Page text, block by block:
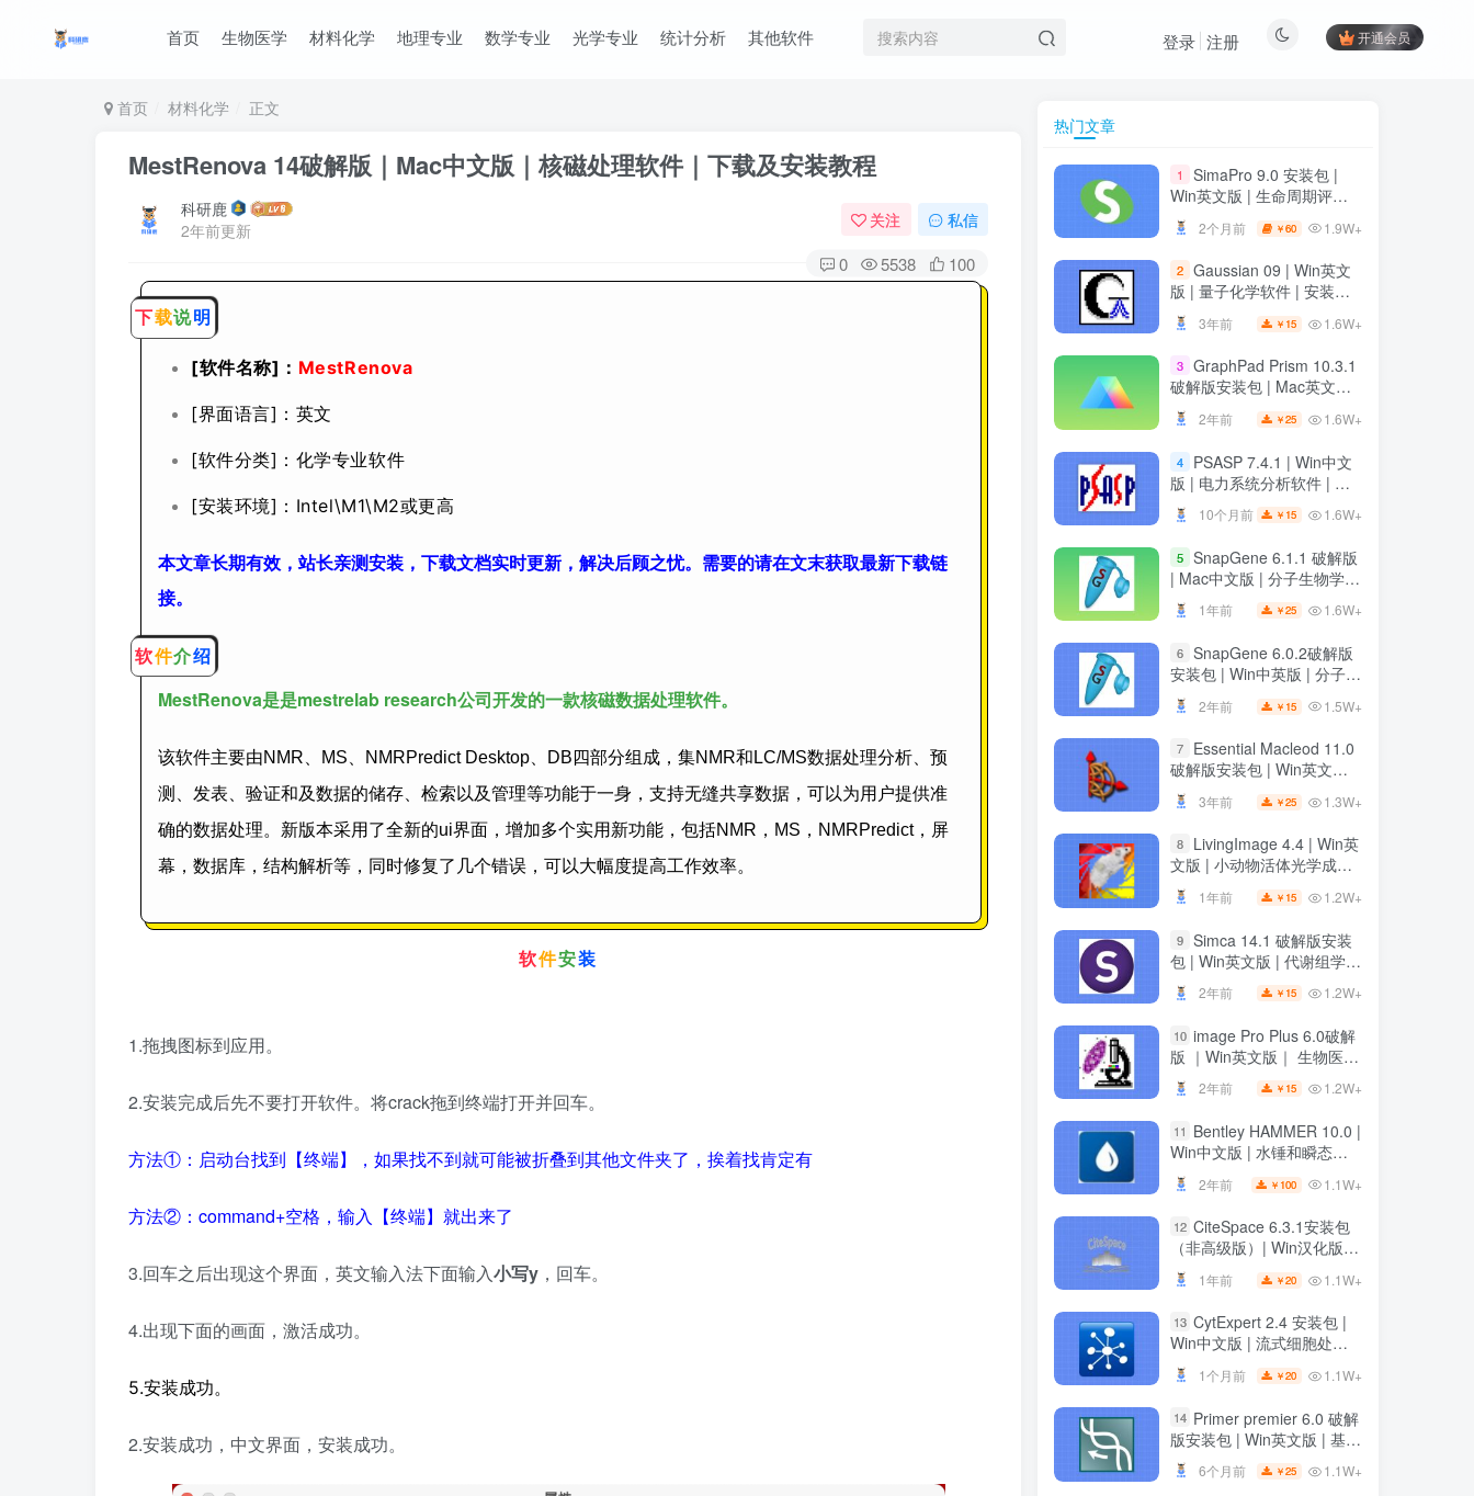
首页 生物医学 材料化学 地理专业 数学专业 光学专业 统计分析 其他软件 开通会员
登录 注册
首页 材料化学 正文
MestRenova 14破解版｜Mac中文版｜核磁处理软件｜下载及安装教程
科研鹿
2年前更新
关注 私信
0 5538 100
下载说明
[软件名称]： MestRenova
[界面语言]：英文
[软件分类]：化学专业软件
[安装环境]：Intel\M1\M2或更高
本文章长期有效，站长亲测安装，下载文档实时更新，解决后顾之忧。需要的请在文末获取最新下载链
接。
软件介绍
MestRenova是是mestrelab research公司开发的一款核磁数据处理软件。
该软件主要由NMR、MS、NMRPredict Desktop、DB四部分组成，集NMR和LC/MS数据处理分析、预
测、发表、验证和及数据的储存、检索以及管理等功能于一身，支持无缝共享数据，可以为用户提供准
确的数据处理。新版本采用了全新的ui界面，增加多个实用新功能，包括NMR，MS，NMRPredict，屏
幕，数据库，结构解析等，同时修复了几个错误，可以大幅度提高工作效率。
软件安装
1.拖拽图标到应用。
2.安装完成后先不要打开软件。将crack拖到终端打开并回车。
方法①：启动台找到【终端】，如果找不到就可能被折叠到其他文件夹了，挨着找肯定有
方法②：command+空格，输入【终端】就出来了
3.回车之后出现这个界面，英文输入法下面输入小写y ， 回车。
4.出现下面的画面， 激活成功。
5.安装成功。
2.安装成功，中文界面，安装成功。
热门文章
1
SimaPro 9.0 安装包 |
Win英文版 | 生命周期评估
软件 | 安装教程
2个月前 ￥60 1.9W+
2 Gaussian 09 | Win英文
版 | 量子化学软件 | 安装教
程
3年前 ￥ 15 1.6W+
3 GraphPad Prism 10.3.1
破解版安装包 | Mac英文版 |
科研绘图软件 | 安装教程
2年前 ￥25 1.6W+
4
PSASP 7.4.1 | Win中文
版 | 电力系统分析软件 | 安
装教程
10个月前 ￥ 15 1.6W+
5 SnapGene 6.1.1 破解版
| Mac中文版 | 分子生物学软
件 | 安装教程 | 一键安装版
1年前 ￥25 1.6W+
6 SnapGene 6.0.2破解版
安装包 | Win中英版 | 分子生
物学软件 | 下载及安装教程
2年前 ￥ 15 1.5W+
7
Essential Macleod 11.0
破解版安装包 | Win英文版 |
光学薄膜分析与设计软件 |
下载及安装教程
3年前 ￥25 1.3W+
8
LivingImage 4.4 | Win英
文版 | 小动物活体光学成像
软件 | 安装教程
1年前 ￥ 15 1.2W+
9 Simca 14.1 破解版安装
包 | Win英文版 | 代谢组学数
据分析软件 | 安装教程
2年前 ￥ 15 1.2W+
10 image Pro Plus 6.0破解
版 ｜Win英文版｜ 生物医学
科研绘图软件 ｜安装教程
2年前 ￥ 15 1.2W+
11 Bentley HAMMER 10.0 |
Win中文版 | 水锤和瞬态分
析软件 | 安装教程
2年前 ￥ 100 1.1W+
12 CiteSpace 6.3.1安装包
（非高级版）| Win汉化版 |
文献可视化分析软件 | 下载
链接+安装教程
1年前 ￥20 1.1W+
13 CytExpert 2.4 安装包 |
Win中文版 | 流式细胞处理
软件 | 下载及安装教程
1个月前 ￥20 1.1W+
14 Primer premier 6.0 破解
版安装包 | Win英文版 | 基因
分析软件 | 安装教程 | 一键
安装6个月前 ￥25 1.1W+
热门文章
1
SimaPro 9.0 安装包 |
Win英文版 | 生命周期评估
软件 | 安装教程
2个月前 ￥60 1.9W+
2 Gaussian 09 | Win英文
版 | 量子化学软件 | 安装教
3年前 ￥15 1.6W+
3 GraphPad Prism 10.3.1
破解版安装包 | Mac英文版 |
科研绘图软件 | 安装教程
2年前 ￥25 1.6W+
4
PSASP 7.4.1 | Win中文
版 | 电力系统分析软件 | 安
装教程
10个月前 ￥15 1.6W+
5
SnapGene 6.1.1 破解版
| Mac中文版 | 分子生物学软
件 | 安装教程 | 一键安装版
1年前 ￥25 1.6W+
6
SnapGene 6.0.2破解版
安装包 | Win中英版 | 分子生
物学软件 | 下载及安装教程
2年前 ￥15 1.5W+
7
Essential Macleod 11.0
破解版安装包 | Win英文版 |
光学薄膜分析与设计软件 |
下载及安装教程
3年前 ￥25 1.3W+
8
LivingImage 4.4 | Win英
文版 | 小动物活体光学成像
软件 | 安装教程
1年前 ￥15 1.2W+
9
Simca 14.1 破解版安装
包 | Win英文版 | 代谢组学数
据分析软件 | 安装教程
2年前 ￥15 1.2W+
10 image Pro Plus 6.0破解
版 ｜Win英文版｜ 生物医学
科研绘图软件 ｜安装教程
2年前 ￥15 1.2W+
11 Bentley HAMMER 10.0 |
Win中文版 | 水锤和瞬态分
析软件 | 安装教程
2年前 ￥100 1.1W+
12 CiteSpace 6.3.1安装包
（非高级版）| Win汉化版 |
文献可视化分析软件 | 下载
链接+安装教程
1年前 ￥20 1.1W+
13 CytExpert 2.4 安装包 |
Win中文版 | 流式细胞处理
软件 | 下载及安装教程
1个月前 ￥20 1.1W+
14 Primer premier 6.0 破解
版安装包 | Win英文版 | 基因
分析软件 | 安装教程 | 一键
安装6个月前 ￥25 1.1W+